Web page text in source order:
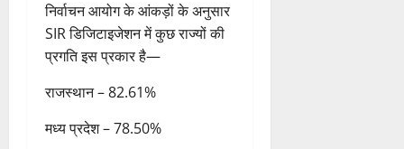
निर्वाचन आयोग के आंकड़ों के अनुसार
SIR डिजिटाइजेशन में कुछ राज्यों की
प्रगति इस प्रकार है—
राजस्थान – 82.61%
मध्य प्रदेश – 78.50%